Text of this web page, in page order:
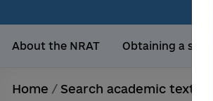
About the NRAT Obtaining a
Home / Search academic texts